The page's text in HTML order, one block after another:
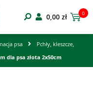
0,00 zł 0
psa
Pchły, kleszcze,
dla psa złota 2x50cm